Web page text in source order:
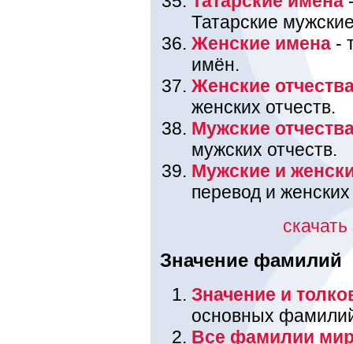
Татарские
Женские имена -
имён.
Женские
женских отчеств.
Мужские
мужских отчеств.
Мужские и
перевод и
Значение фамилий
Значение и
основных
Все фамилии